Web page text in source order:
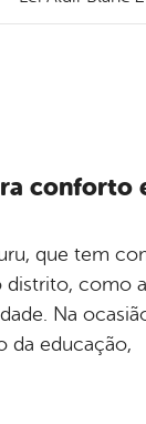
conforto
que tem
como
Na
da educação,